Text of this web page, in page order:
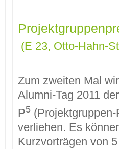
(E 23, Otto-Hahn-
Zum zweiten Mal
Alumni-Tag 2011
P5
verliehen. Es
Kurzvorträgen von